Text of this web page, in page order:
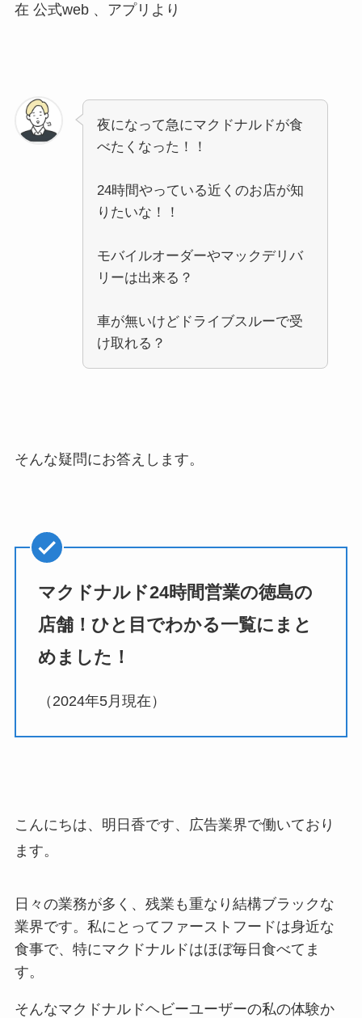
在 公式web 、アプリより
夜になって急にマクドナルドが食
べたくなった！！
24時間やっている近くのお店が知
りたいな！！
モバイルオーダーやマックデリバ
リーは出来る？
車が無いけどドライブスルーで受
け取れる？
そんな疑問にお答えします。
マクドナルド24時間営業の徳島の
店舗！ ひと目でわかる一覧にまと
めました！
（2024年5月現在）
こんにちは、明日香です、広告業界で働いており
ます。
日々の業務が多く、残業も重なり結構ブラックな
業界です。私にとってファーストフードは身近な
食事で、特にマクドナルドはほぼ毎日食べてま
す。
そんなマクドナルドヘビーユーザーの私の体験か